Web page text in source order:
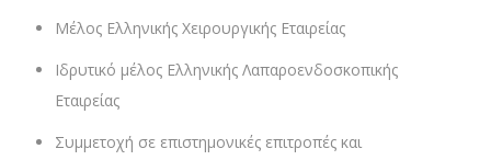
Μέλος Ελληνικής Χειρουργικής Εταιρείας
Ιδρυτικό μέλος Ελληνικής Λαπαροενδοσκοπικής
Εταιρείας
Συμμετοχή σε επιστημονικές επιτροπές και